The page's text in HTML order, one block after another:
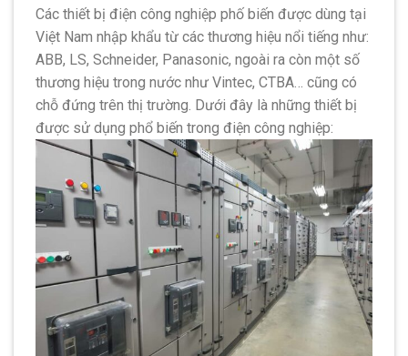
Các thiết bị điện công nghiệp phố biến được dùng tại
Việt Nam nhập khẩu từ các thương hiệu nổi tiếng như:
ABB, LS, Schneider, Panasonic, ngoài ra còn một số
thương hiệu trong nước như Vintec, CTBA… cũng có
chỗ đứng trên thị trường. Dưới đây là những thiết bị
được sử dụng phổ biến trong điện công nghiệp: